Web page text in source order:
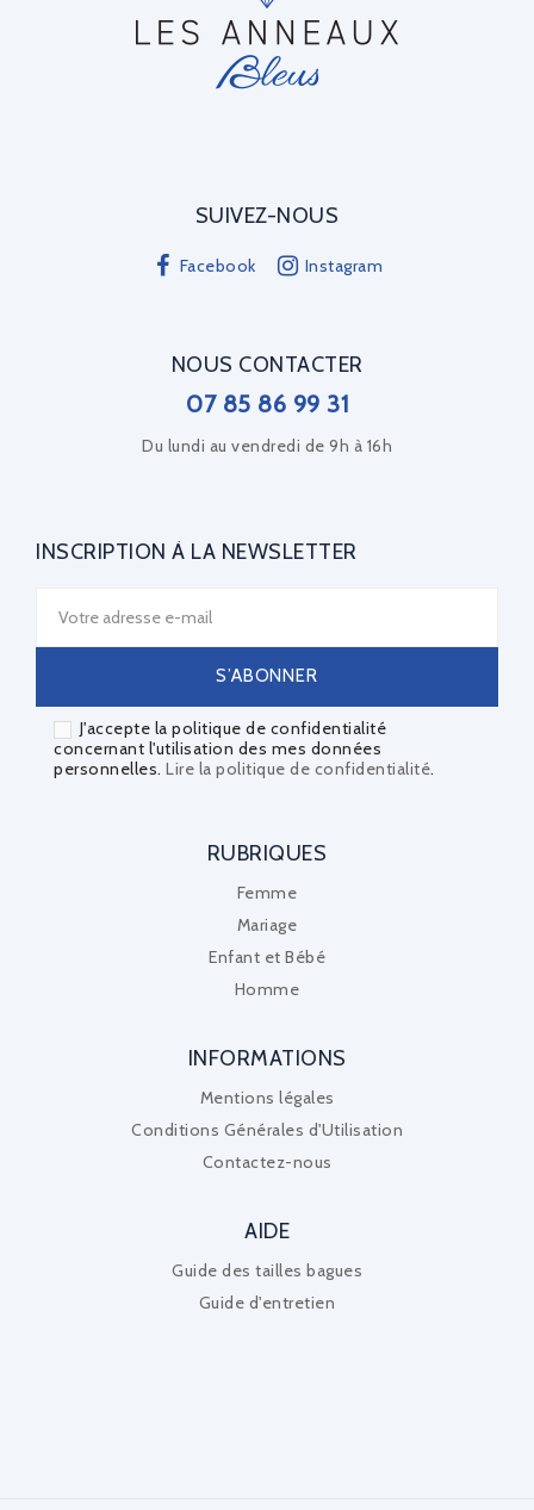
SUIVEZ-NOUS
Facebook Instagram
NOUS CONTACTER
07 85 86 99 31
Du lundi au vendredi de 9h à 16h
INSCRIPTION À LA NEWSLETTER
J'accepte la politique de confidentialité
concernant l'utilisation des mes données
personnelles. Lire la politique de confidentialité.
RUBRIQUES
Femme
Mariage
Enfant et Bébé
Homme
INFORMATIONS
Mentions légales
Conditions Générales d'Utilisation
Contactez-nous
AIDE
Guide des tailles bagues
Guide d'entretien